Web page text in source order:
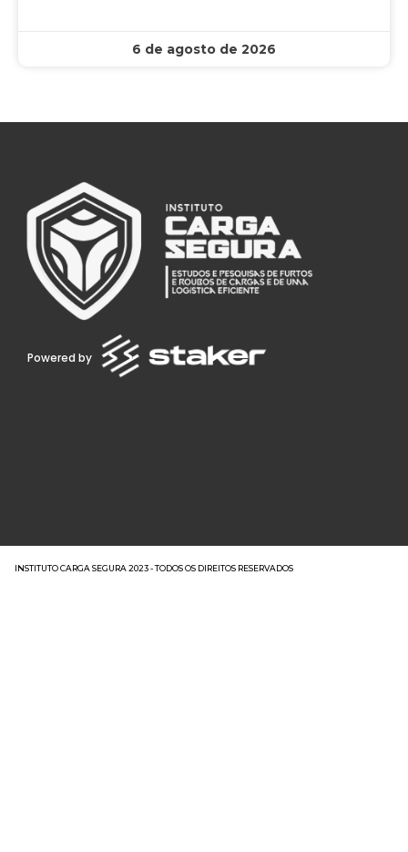
6 de agosto de 2026
Powered by
INSTITUTO CARGA SEGURA 2023 - TODOS OS DIREITOS RESERVADOS